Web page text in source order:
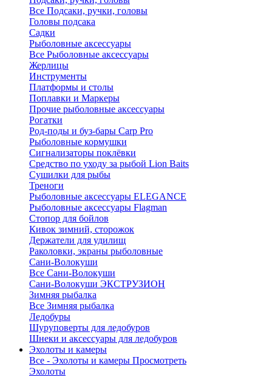
Все Подсаки, ручки, головы
Головы подсака
Садки
Рыболовные аксессуары
Все Рыболовные аксессуары
Жерлицы
Инструменты
Платформы и столы
Поплавки и Маркеры
Прочие рыболовные аксессуары
Рогатки
Род-поды и буз-бары Carp Pro
Рыболовные кормушки
Сигнализаторы поклёвки
Средство по уходу за рыбой Lion Baits
Сушилки для рыбы
Треноги
Рыболовные аксессуары ELEGANCE
Рыболовные аксессуары Flagman
Стопор для бойлов
Кивок зимний, сторожок
Держатели для удилищ
Раколовки, экраны рыболовные
Сани-Волокуши
Все Сани-Волокуши
Сани-Волокуши ЭКСТРУЗИОН
Зимняя рыбалка
Все Зимняя рыбалка
Ледобуры
Шуруповерты для ледобуров
Шнеки и аксессуары для ледобуров
Эхолоты и камеры
Все - Эхолоты и камеры Просмотреть
Эхолоты